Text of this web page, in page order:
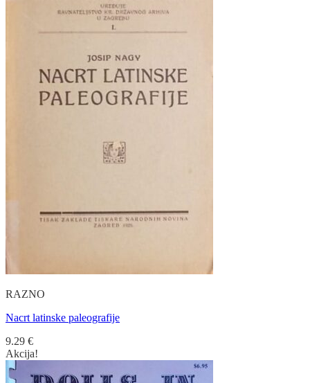
RAZNO
Nacrt latinske paleografije
9.29 €
Akcija!